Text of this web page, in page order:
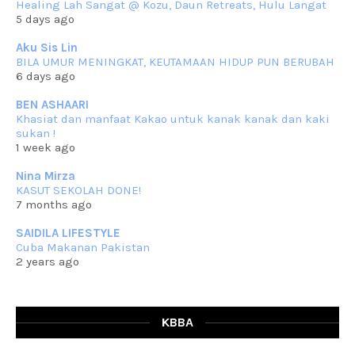
Assalammualaikum, salam semua. Masih belum terlambat untuk che
mat ucapkan
Jun 30 2023
RESIPI KURMA AYAM MERAH
Assalammualaikum, salam semua. Hari ni 4 Zulhijjah 1444 Hijrah,
Jun 23 2023
RESIPI SAMBAL PARU
Assalammualaikum, salam sejahtera semua. Lama betul che mat tak
Jun 20 2023
RESIPI PISANG MUDA MASAK LEMAK
lemak ni che mat... read more
Mar 07 2023
RESIPI BAMIA KAMBING
Healing Lah Sangat @ Kozu, Daun Retreats, Hulu Langat
5 days ago
Aku Sis Lin
BILA UMUR MENINGKAT, KEUTAMAAN HIDUP PUN BERUBAH
6 days ago
BEN ASHAARI
Khasiat dan manfaat Kakao untuk kanak kanak dan kaki
sukan !
1 week ago
Nina Mirza
KASUT SEKOLAH DONE!
7 months ago
SAIDILA LIFESTYLE
Cuba Makanan Pakistan
2 years ago
KBBA